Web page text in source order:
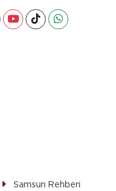
Samsun Rehberi